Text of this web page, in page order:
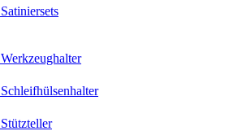
Satiniersets
Werkzeughalter
Schleifhülsenhalter
Stützteller